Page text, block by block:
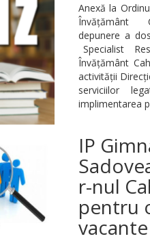
Anexă la
Învățământ
depunere a
Specialist
Învățământ
activității
serviciilor
implimentarea
IP
r-nul
pentru